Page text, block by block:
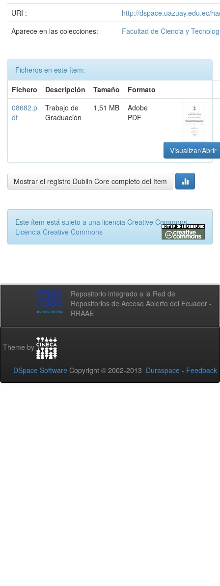
URI :
http://dspace.uazuay.edu.ec/
Aparece en las colecciones:
Facultad de Ciencia y
Ficheros en este ítem:
Fichero
Descripción Tamaño
Formato
08682.p
df
Trabajo de
Graduación
1,51 MB
Adobe
PDF
Visualizar/Abrir
Mostrar el registro Dublin Core completo del ítem
Este ítem está sujeto a una licencia Creative Commons
Licencia Creative Commons
Repositorio integrado a la Red de
Repositorios de Acceso Abierto del Ecuador -
RRAAE
Theme by
DSpace Software Copyright © 2002-2013 Duraspace - Feedback